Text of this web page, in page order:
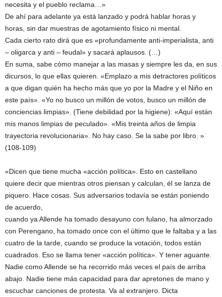
necesita y el pueblo reclama…»
De ahí para adelante ya está lanzado y podrá hablar horas y
horas, sin dar muestras de agotamiento físico ni mental.
Cada cierto rato dirá que es «profundamente anti-imperialista, anti
– oligarca y anti – feudal» y sacará aplausos. (…)
En suma, sabe cómo manejar a las masas y siempre les da, en sus
dicursos, lo que ellas quieren. «Emplazo a mis detractores políticos
a que digan quién ha hecho más que yo por la Madre y el Niño en
este país». «Yo no busco un millón de votos, busco un millón de
conciencias limpias». (Tiene debilidad por la higiene): «Aquí están
mis manos limpias de peculado». «Mis treinta años de limpia
trayectoria revolucionaria». No hay caso. Se la sabe por libro. »
(108-109)
«Dicen que tiene mucha «acción política». Esto en castellano
quiere decir que mientras otros piensan y calculan, él se lanza de
piquero. Hace cosas. Sus adversarios todavía se están poniendo
de acuerdo,
cuando ya Allende ha tomado desayuno con fulano, ha almorzado
con Perengano, ha tomado once con el último que le faltaba y a las
cuatro de la tarde, cuando se produce la votación, todos están
cuadrados. Eso se llama tener «acción política». Y tener aguante.
Nadie como Allende se ha recorrido más veces el país de arriba
abajo. Nadie tiene más capacidad para dar apretones de mano y
escuchar canciones de protesta. Va al extranjero. Dicta